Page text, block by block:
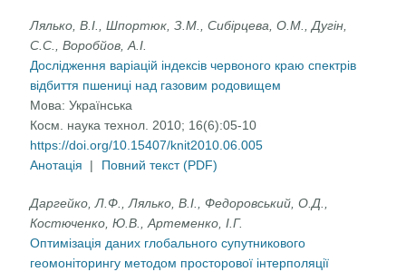
Лялько, В.І., Шпортюк, З.М., Сибірцева, О.М., Дугін,
С.С., Воробйов, А.І.
Дослідження варіацій індексів червоного краю спектрів
відбиття пшениці над газовим родовищем
Мова:Українська
Косм. наука технол. 2010; 16(6):05-10
https://doi.org/10.15407/knit2010.06.005
Анотація
| Повний текст (PDF)
Даргейко, Л.Ф., Лялько, В.І., Федоровський, О.Д.,
Костюченко, Ю.В., Артеменко, І.Г.
Оптимізація даних глобального супутникового
геомоніторингу методом просторової інтерполяції